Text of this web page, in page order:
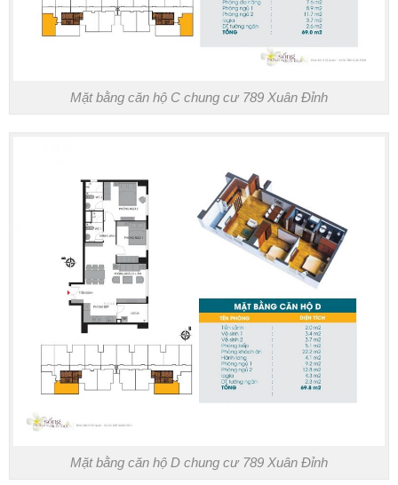
Mặt bằng căn hộ C chung cư 789 Xuân Đỉnh
Mặt bằng căn hộ D chung cư 789 Xuân Đỉnh